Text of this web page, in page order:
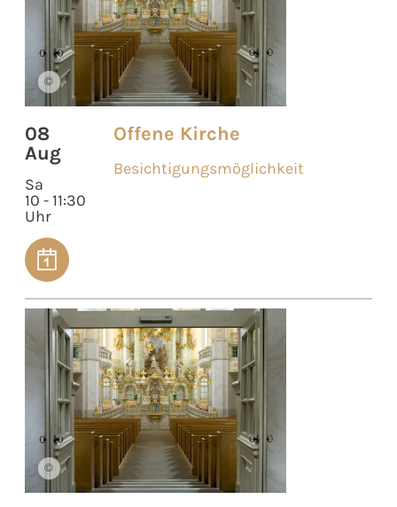
©
08
Aug
Sa
10 - 11:30
Uhr
Offene Kirche
Besichtigungsmöglichkeit
©